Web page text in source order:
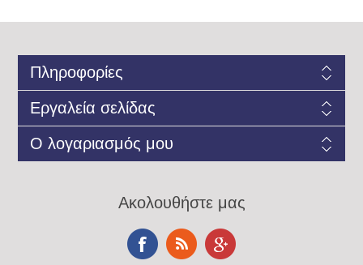
Πληροφορίες
Εργαλεία σελίδας
Ο λογαριασμός μου
Ακολουθήστε μας